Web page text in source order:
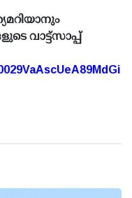
വാട്ട്സാപ്പ്